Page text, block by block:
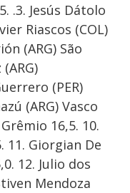
.3. Jesús Dátolo
Riascos (COL)
(ARG) São
(PER)
(ARG) Vasco
16,5. 10.
11. Giorgian De
12. Julio dos
Mendoza